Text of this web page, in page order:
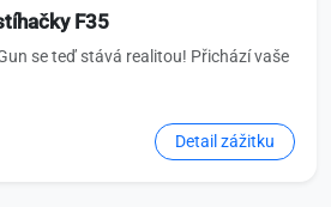
F35
se teď stává realitou! Přichází vaše
Detail zážitku